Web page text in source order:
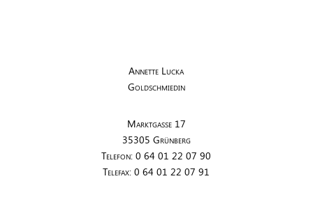
Annette Lucka
Goldschmiedin
Marktgasse 17
35305 Grünberg
Telefon: 0 64 01 22 07 90
Telefax: 0 64 01 22 07 91